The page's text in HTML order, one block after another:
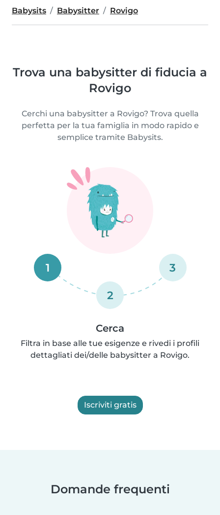
Babysits Babysitter Rovigo
Trova una babysitter di fiducia a
Rovigo
Cerchi una babysitter a Rovigo? Trova quella
perfetta per la tua famiglia in modo rapido e
semplice tramite Babysits.
1
2
3
Cerca
Filtra in base alle tue esigenze e rivedi i profili
dettagliati dei/delle babysitter a Rovigo.
Iscriviti gratis
Domande frequenti